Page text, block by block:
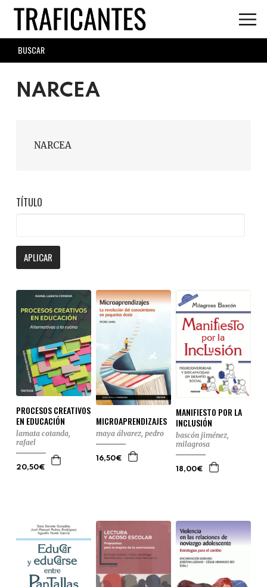
Skip
main
content
SEARCH
FORM
NARCEA
NARCEA
TÍTULO
APLICAR
PROCESOS CREATIVOS
EN EDUCACIÓN
lamata cotanda,
rafael
20,50€
MICROAPRENDIZAJES
maya álvarez, pedro
16,50€
MANIFIESTO POR LA
INCLUSIÓN
bascón jiménez,
milagrosa
18,00€